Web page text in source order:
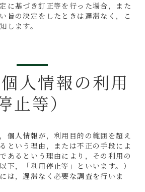
に基づき訂正等を行った場合，また
旨の決定をしたときは遅滞なく，こ
します。
人情報の利用
止等）
個人情報が，利用目的の範囲を超え
という理由，または不正の手段によ
あるという理由により，その利用の
下，「利用停止等」といいます。）
は，遅滞なく必要な調査を行いま